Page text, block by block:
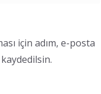
için adım, e-posta